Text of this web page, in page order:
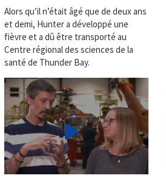
Alors qu’il n’était âgé que de deux ans
et demi, Hunter a développé une
fièvre et a dû être transporté au
Centre régional des sciences de la
santé de Thunder Bay.